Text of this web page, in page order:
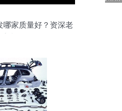
哪家质量好？资深老